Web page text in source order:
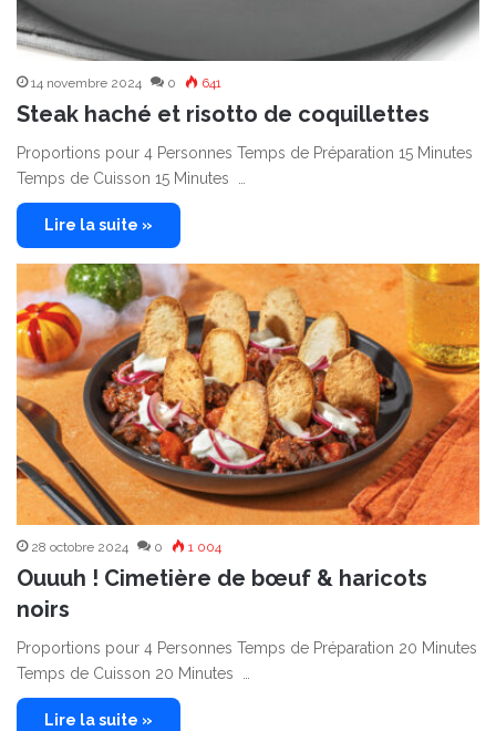
14 novembre 2024 0 641
Steak haché et risotto de coquillettes
Proportions pour 4 Personnes Temps de Préparation 15 Minutes
Temps de Cuisson 15 Minutes …
Lire la suite »
28 octobre 2024 0 1 004
Ouuuh ! Cimetière de bœuf & haricots
noirs
Proportions pour 4 Personnes Temps de Préparation 20 Minutes
Temps de Cuisson 20 Minutes …
Lire la suite »